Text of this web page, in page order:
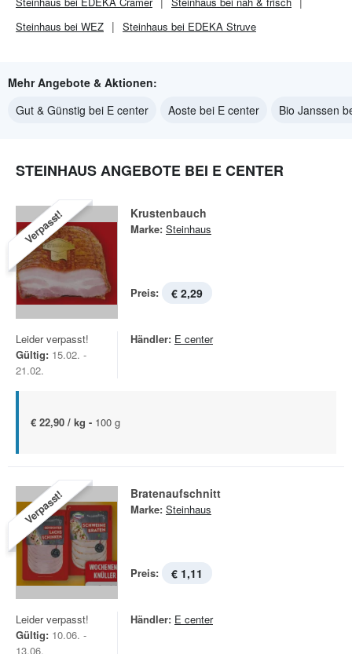
Steinhaus bei WEZ
Steinhaus bei EDEKA Struve
Mehr Angebote & Aktionen:
Gut & Günstig bei E center
Aoste bei E center Bio Janssen
STEINHAUS ANGEBOTE BEI E CENTER
Verpasst! Krustenbauch
Marke: Steinhaus
Preis: € 2,29
Leider verpasst!
Gültig: 15.02. -
21.02.
Händler: E center
€ 22,90 / kg - 100 g
Verpasst! Bratenaufschnitt
Marke: Steinhaus
Preis: € 1,11
Leider verpasst!
Gültig: 10.06. -
13.06.
Händler: E center